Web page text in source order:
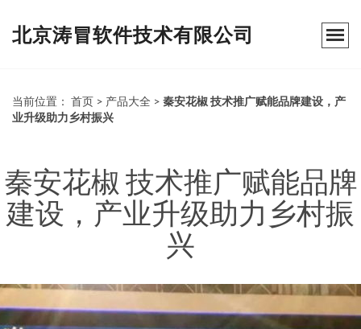
北京涛冒软件技术有限公司
当前位置： 首页 > 产品大全 > 秦安花椒 技术推广赋能品牌建设，产
业升级助力乡村振兴
秦安花椒 技术推广赋能品牌
建设，产业升级助力乡村振
兴